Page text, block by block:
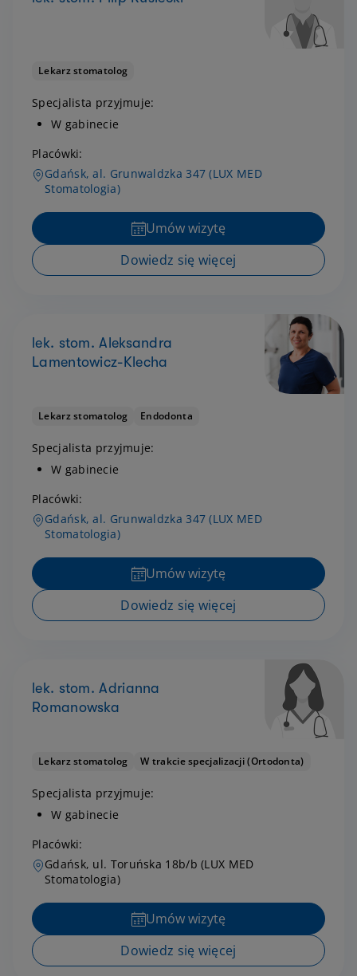
Lekarz stomatolog
Specjalista przyjmuje:
W gabinecie
Placówki:
Gdańsk, al. Grunwaldzka 347 (LUX MED
Stomatologia)
Umów wizytę
Dowiedz się więcej
lek. stom. Aleksandra
Lamentowicz-Klecha
Lekarz stomatolog Endodonta
Specjalista przyjmuje:
W gabinecie
Placówki:
Gdańsk, al. Grunwaldzka 347 (LUX MED
Stomatologia)
Umów wizytę
Dowiedz się więcej
lek. stom. Adrianna
Romanowska
Lekarz stomatolog W trakcie specjalizacji (Ortodonta)
Specjalista przyjmuje:
W gabinecie
Placówki:
Gdańsk, ul. Toruńska 18b/b (LUX MED
Stomatologia)
Umów wizytę
Dowiedz się więcej